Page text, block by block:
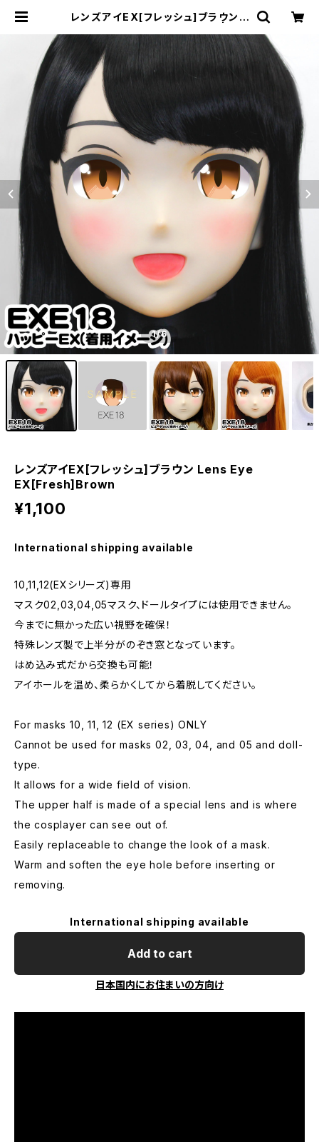
レンズアイEX[フレッシュ]ブラウン L
むに製作所
1/6
レンズアイEX[フレッシュ]ブラウン Lens Eye
EX[Fresh]Brown
¥1,100
International shipping available
10,11,12(EXシリーズ)専用
マスク02,03,04,05マスク、ドールタイプには使用できません。
今までに無かった広い視野を確保！
特殊レンズ製で上半分がのぞき窓となっています。
はめ込み式だから交換も可能！
アイホールを温め、柔らかくしてから着脱してください。
For masks 10, 11, 12 (EX series) ONLY
Cannot be used for masks 02, 03, 04, and 05 and doll-
type.
It allows for a wide field of vision.
The upper half is made of a special lens and is where
the cosplayer can see out of.
Easily replaceable to change the look of a mask.
Warm and soften the eye hole before inserting or
removing.
International shipping available
Add to cart
日本国内にお住まいの方向け